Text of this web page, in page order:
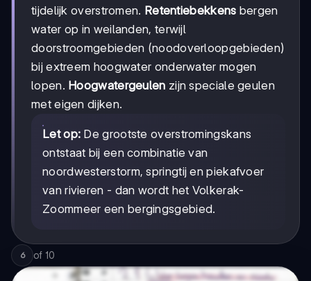
tijdelijk overstromen. Retentiebekkens bergen
water op in weilanden, terwijl
doorstroomgebieden (noodoverloopgebieden)
bij extreem hoogwater onderwater mogen
lopen. Hoogwatergeulen zijn speciale geulen
met eigen dijken.
Let op: De grootste overstromingskans
ontstaat bij een combinatie van
noordwesterstorm, springtij en piekafvoer
van rivieren - dan wordt het Volkerak-
Zoommeer een bergingsgebied.
6 of 10